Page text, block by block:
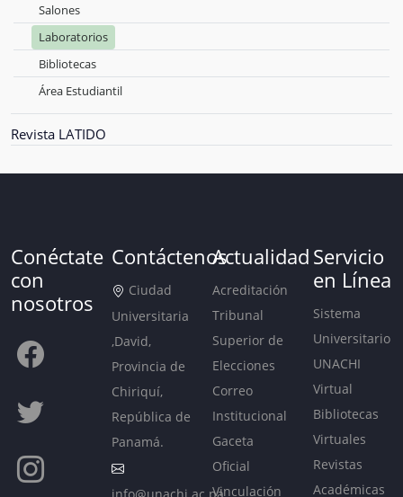
Salones
Laboratorios
Bibliotecas
Área Estudiantil
Revista LATIDO
Conéctate
con
nosotros
Contáctenos
Ciudad
Universitaria
,David,
Provincia de
Chiriquí,
República de
Panamá.
Actualidad
Acreditación
Tribunal
Superior de
Elecciones
Correo
Institucional
Gaceta
Oficial
Vinculación
Servicio
en Línea
Sistema
Universitario
UNACHI
Virtual
Bibliotecas
Virtuales
Revistas
Académicas